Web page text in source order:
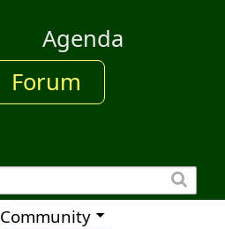
Agenda
Forum
Community